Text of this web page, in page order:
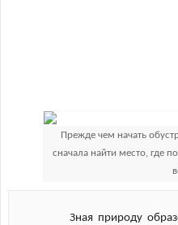
Прежде чем начать
сначала найти место, где
Зная природу